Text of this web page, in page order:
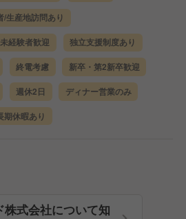
/生産地訪問あり
未経験者歓迎 独立支援制度あり
終電考慮 新卒・第2新卒歓迎
週休2日 ディナー営業のみ
期休暇あり
株式会社について知